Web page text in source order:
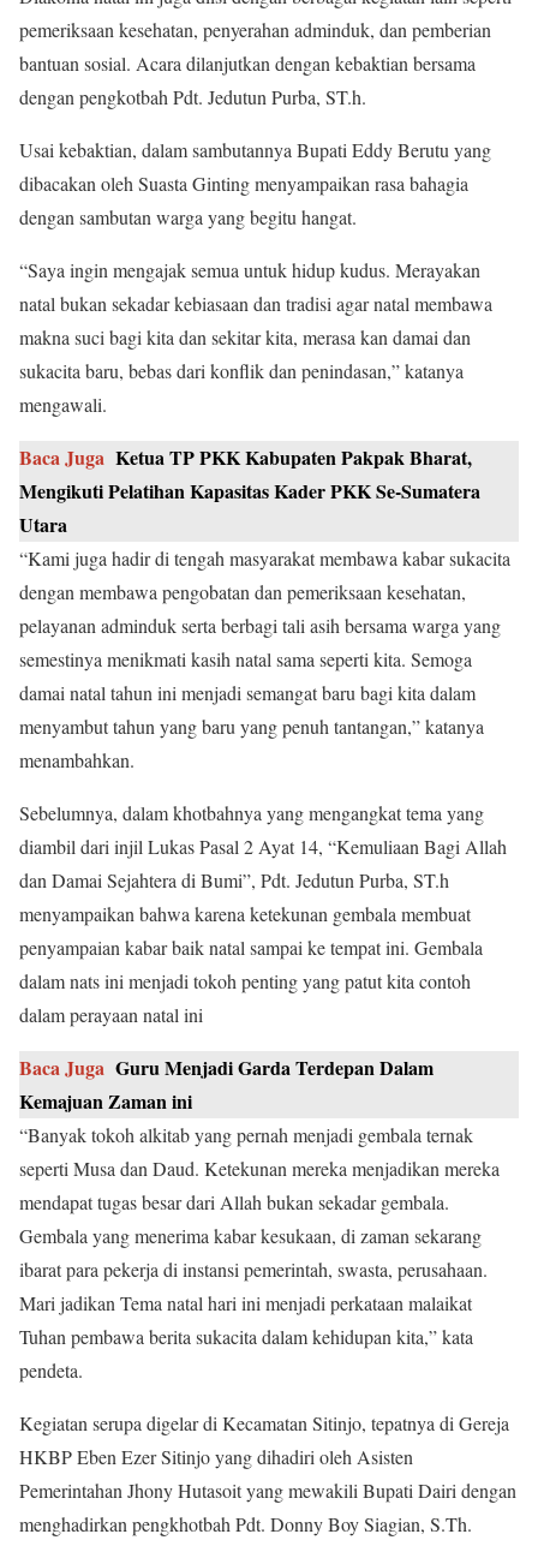
pemeriksaan kesehatan, penyerahan adminduk, dan pemberian
bantuan sosial. Acara dilanjutkan dengan kebaktian bersama
dengan pengkotbah Pdt. Jedutun Purba, ST.h.
Usai kebaktian, dalam sambutannya Bupati Eddy Berutu yang
dibacakan oleh Suasta Ginting menyampaikan rasa bahagia
dengan sambutan warga yang begitu hangat.
“Saya ingin mengajak semua untuk hidup kudus. Merayakan
natal bukan sekadar kebiasaan dan tradisi agar natal membawa
makna suci bagi kita dan sekitar kita, merasa kan damai dan
sukacita baru, bebas dari konflik dan penindasan,” katanya
mengawali.
Baca Juga Ketua TP PKK Kabupaten Pakpak Bharat,
Mengikuti Pelatihan Kapasitas Kader PKK Se-Sumatera
Utara
“Kami juga hadir di tengah masyarakat membawa kabar sukacita
dengan membawa pengobatan dan pemeriksaan kesehatan,
pelayanan adminduk serta berbagi tali asih bersama warga yang
semestinya menikmati kasih natal sama seperti kita. Semoga
damai natal tahun ini menjadi semangat baru bagi kita dalam
menyambut tahun yang baru yang penuh tantangan,” katanya
menambahkan.
Sebelumnya, dalam khotbahnya yang mengangkat tema yang
diambil dari injil Lukas Pasal 2 Ayat 14, “Kemuliaan Bagi Allah
dan Damai Sejahtera di Bumi”, Pdt. Jedutun Purba, ST.h
menyampaikan bahwa karena ketekunan gembala membuat
penyampaian kabar baik natal sampai ke tempat ini. Gembala
dalam nats ini menjadi tokoh penting yang patut kita contoh
dalam perayaan natal ini
Baca Juga Guru Menjadi Garda Terdepan Dalam
Kemajuan Zaman ini
“Banyak tokoh alkitab yang pernah menjadi gembala ternak
seperti Musa dan Daud. Ketekunan mereka menjadikan mereka
mendapat tugas besar dari Allah bukan sekadar gembala.
Gembala yang menerima kabar kesukaan, di zaman sekarang
ibarat para pekerja di instansi pemerintah, swasta, perusahaan.
Mari jadikan Tema natal hari ini menjadi perkataan malaikat
Tuhan pembawa berita sukacita dalam kehidupan kita,” kata
pendeta.
Kegiatan serupa digelar di Kecamatan Sitinjo, tepatnya di Gereja
HKBP Eben Ezer Sitinjo yang dihadiri oleh Asisten
Pemerintahan Jhony Hutasoit yang mewakili Bupati Dairi dengan
menghadirkan pengkhotbah Pdt. Donny Boy Siagian, S.Th.